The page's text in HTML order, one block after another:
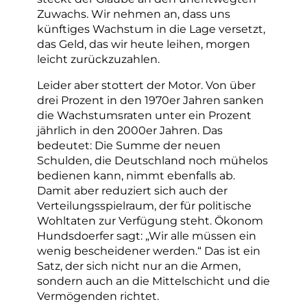
Zuwachs. Wir nehmen an, dass uns
künftiges Wachstum in die Lage versetzt,
das Geld, das wir heute leihen, morgen
leicht zurückzuzahlen.
Leider aber stottert der Motor. Von über
drei Prozent in den 1970er Jahren sanken
die Wachstumsraten unter ein Prozent
jährlich in den 2000er Jahren. Das
bedeutet: Die Summe der neuen
Schulden, die Deutschland noch mühelos
bedienen kann, nimmt ebenfalls ab.
Damit aber reduziert sich auch der
Verteilungsspielraum, der für politische
Wohltaten zur Verfügung steht. Ökonom
Hundsdoerfer sagt: „Wir alle müssen ein
wenig bescheidener werden.“ Das ist ein
Satz, der sich nicht nur an die Armen,
sondern auch an die Mittelschicht und die
Vermögenden richtet.